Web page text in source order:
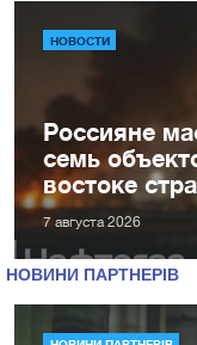
НОВОСТИ
Россияне
семь
востоке
7 августа 2026